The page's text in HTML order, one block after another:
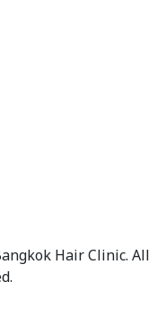
Hair Clinic. All